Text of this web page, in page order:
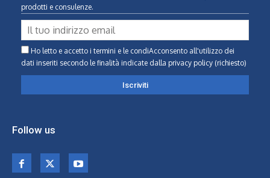
prodotti e consulenze.
Ho letto e accetto i termini e le condiAcconsento all'utilizzo dei
dati inseriti secondo le finalità indicate dalla privacy policy (richiesto)
Follow us